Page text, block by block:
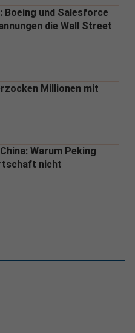
Boeing und Salesforce
die Wall Street
Millionen mit
Warum Peking
nicht